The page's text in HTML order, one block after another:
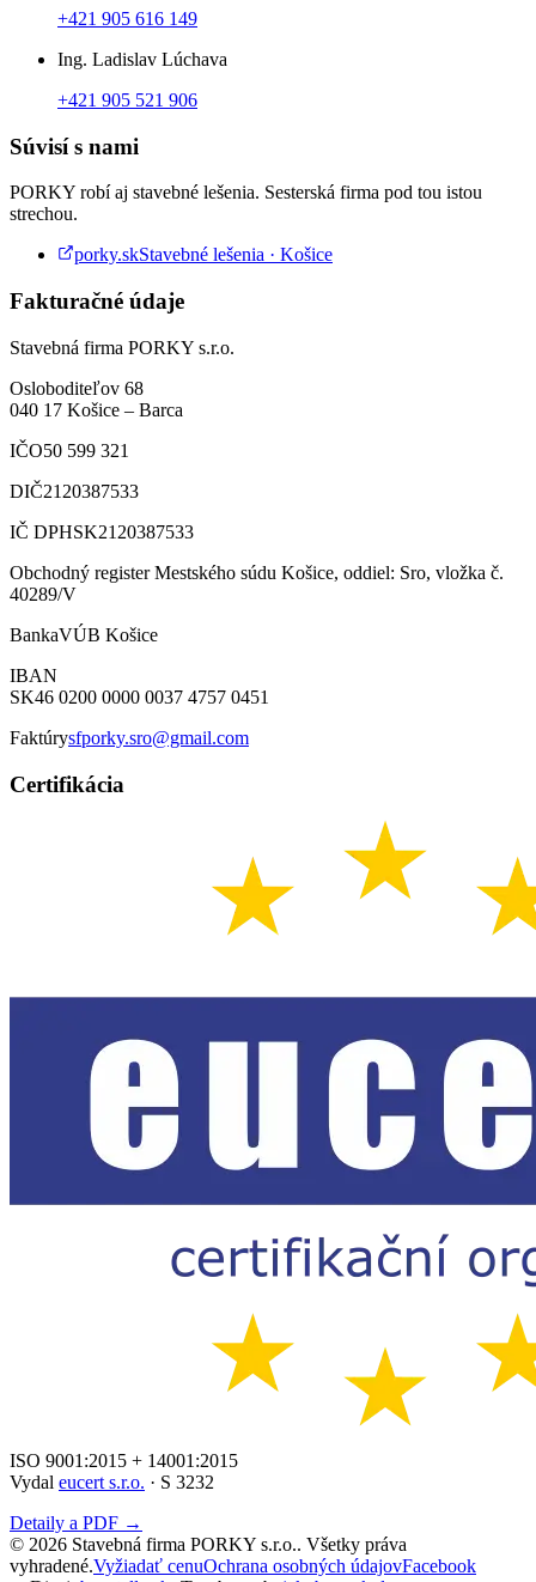
+421 905 616 149
Ing. Ladislav Lúchava
+421 905 521 906
Súvisí s nami
PORKY robí aj stavebné lešenia. Sesterská firma pod tou istou
strechou.
porky.skStavebné lešenia · Košice
Fakturačné údaje
Stavebná firma PORKY s.r.o.
Osloboditeľov 68
040 17 Košice – Barca
IČO50 599 321
DIČ2120387533
IČ DPHSK2120387533
Obchodný register Mestského súdu Košice, oddiel: Sro, vložka č.
40289/V
BankaVÚB Košice
IBAN
SK46 0200 0000 0037 4757 0451
Faktúrysfporky.sro@gmail.com
Certifikácia
ISO 9001:2015 + 14001:2015
Vydal eucert s.r.o. · S 3232
Detaily a PDF →
© 2026 Stavebná firma PORKY s.r.o.. Všetky práva
vyhradené.Vyžiadať cenuOchrana osobných údajovFacebook